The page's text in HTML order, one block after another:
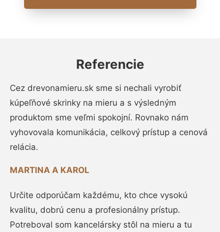
Referencie
Cez drevonamieru.sk sme si nechali vyrobiť
kúpeľňové skrinky na mieru a s výsledným
produktom sme veľmi spokojní. Rovnako nám
vyhovovala komunikácia, celkový prístup a cenová
relácia.
MARTINA A KAROL
Určite odporúčam každému, kto chce vysokú
kvalitu, dobrú cenu a profesionálny prístup.
Potreboval som kancelársky stôl na mieru a tu